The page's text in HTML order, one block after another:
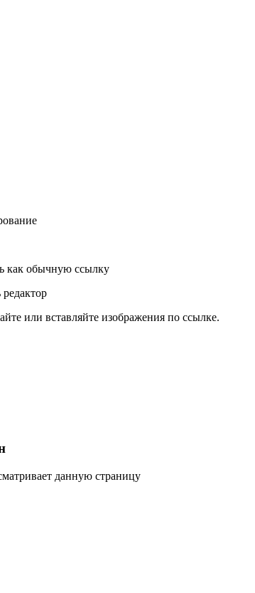
как обычную ссылку
или вставляйте изображения по ссылке.
данную страницу